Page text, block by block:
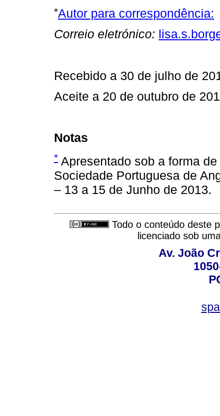
*Autor para correspondência:
Correio eletrónico:
Recebido a 30 de julho de
Aceite a 20 de outubro de
Notas
* Apresentado sob a forma
Sociedade Portuguesa de
– 13 a 15 de Junho de 2013.
Todo o conteúdo deste
licenciado sob
Av. João